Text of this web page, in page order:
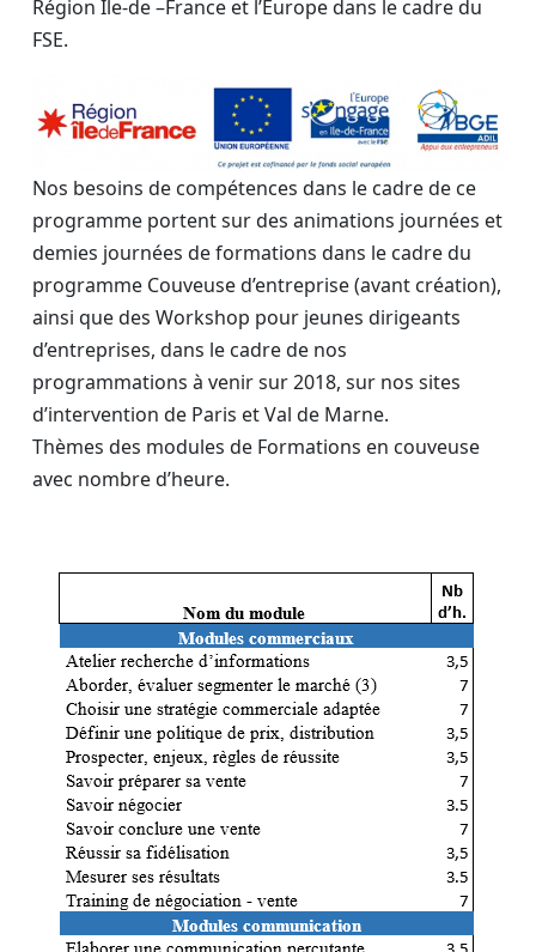
Région Ile-de –France et l’Europe dans le cadre du
FSE.
Nos besoins de compétences dans le cadre de ce
programme portent sur des animations journées et
demies journées de formations dans le cadre du
programme Couveuse d’entreprise (avant création),
ainsi que des Workshop pour jeunes dirigeants
d’entreprises, dans le cadre de nos
programmations à venir sur 2018, sur nos sites
d’intervention de Paris et Val de Marne.
Thèmes des modules de Formations en couveuse
avec nombre d’heure.